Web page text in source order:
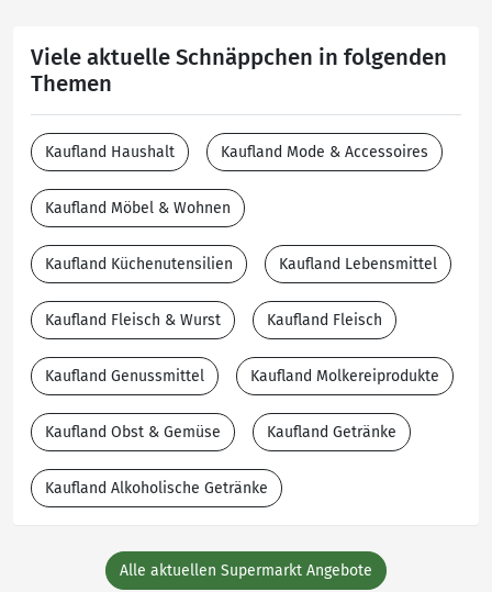
Viele aktuelle Schnäppchen in folgenden
Themen
Kaufland Haushalt Kaufland Mode & Accessoires
Kaufland Möbel & Wohnen
Kaufland Küchenutensilien Kaufland Lebensmittel
Kaufland Fleisch & Wurst Kaufland Fleisch
Kaufland Genussmittel Kaufland Molkereiprodukte
Kaufland Obst & Gemüse Kaufland Getränke
Kaufland Alkoholische Getränke
Alle aktuellen Supermarkt Angebote